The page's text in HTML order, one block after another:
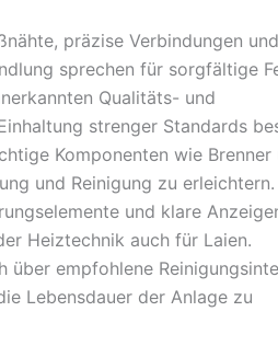
präzise Verbindungen
sprechen für sorgfältige
Qualitäts- und
strenger Standards
Komponenten wie Brenner
und Reinigung zu erleichtern.
und klare
Heiztechnik auch für Laien.
über empfohlene
Lebensdauer der Anlage zu